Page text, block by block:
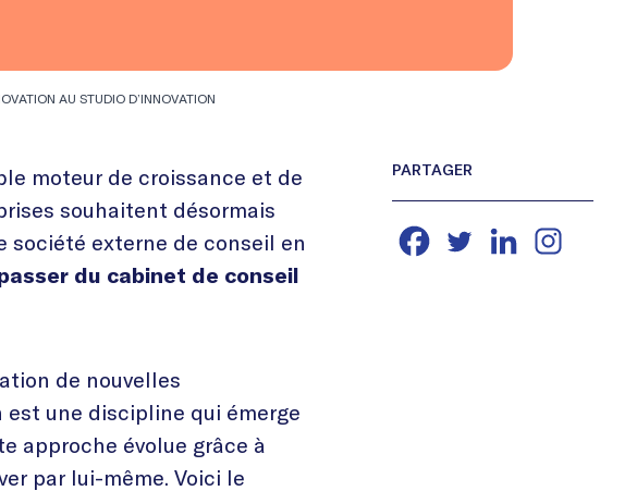
AU STUDIO D’INNOVATION
moteur de croissance et de
souhaitent désormais
externe de conseil en
du cabinet de conseil
de nouvelles
une discipline qui émerge
approche évolue grâce à
par lui-même. Voici le